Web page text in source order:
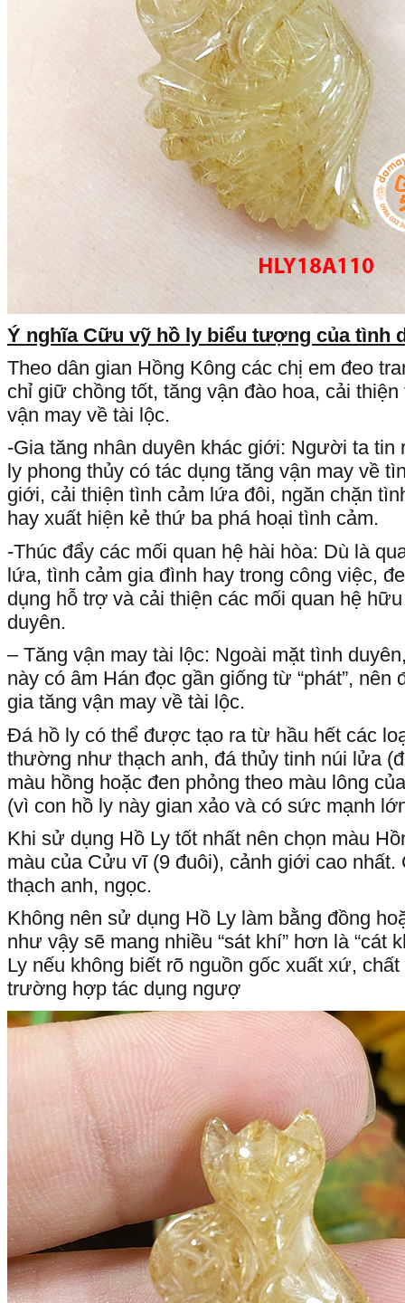
Ý nghĩa Cữu vỹ hồ ly biểu tượng của tình
Theo dân gian Hồng Kông các chị em đeo
chỉ giữ chồng tốt, tăng vận đào hoa, cải
vận may về tài lộc.
-Gia tăng nhân duyên khác giới: Người ta tin
ly phong thủy có tác dụng tăng vận may về
giới, cải thiện tình cảm lứa đôi, ngăn chặn
hay xuất hiện kẻ thứ ba phá hoại tình cảm.
-Thúc đẩy các mối quan hệ hài hòa: Dù là
lứa, tình cảm gia đình hay trong công việc,
dụng hỗ trợ và cải thiện các mối quan hệ
duyên.
– Tăng vận may tài lộc: Ngoài mặt tình
này có âm Hán đọc gần giống từ “phát”, nên
gia tăng vận may về tài lộc.
Đá hồ ly có thể được tạo ra từ hầu hết các
thường như thạch anh, đá thủy tinh núi lửa
màu hồng hoặc đen phỏng theo màu lông
(vì con hồ ly này gian xảo và có sức mạnh
Khi sử dụng Hồ Ly tốt nhất nên chọn màu
màu của Cửu vĩ (9 đuôi), cảnh giới cao nhất.
thạch anh, ngọc.
Không nên sử dụng Hồ Ly làm bằng đồng
như vậy sẽ mang nhiều “sát khí” hơn là “cát
Ly nếu không biết rõ nguồn gốc xuất xứ,
trường hợp tác dụng ngượ